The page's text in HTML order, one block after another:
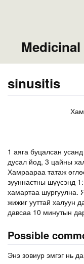
sinusitis
1 аяга буцалсан
дусал йод, 3 цайны
Хамраараа татаж
зууннастны шүүсэнд
хамартаа шургуулна.
жижиг ууттай халуун
давсаа 10 минутын
Possible
Энэ зовиур эмгэг нь